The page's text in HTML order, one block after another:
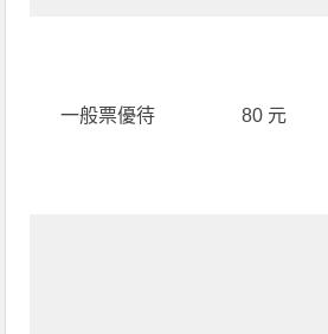
一般票優待 80 元